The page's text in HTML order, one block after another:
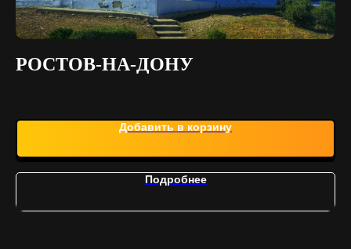
РОСТОВ-НА-ДОНУ
Добавить в корзину
Подробнее